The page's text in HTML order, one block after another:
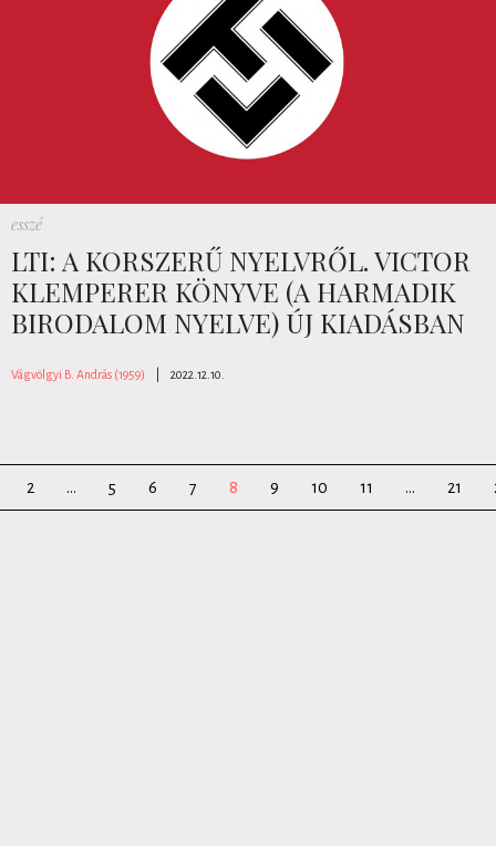
esszé
LTI: A KORSZERŰ NYELVRŐL. VICTOR
KLEMPERER KÖNYVE (A HARMADIK
BIRODALOM NYELVE) ÚJ KIADÁSBAN
Vágvölgyi B. András (1959) 2022.12.10.
2 ... 5 6 7 8 9 10 11 ... 21